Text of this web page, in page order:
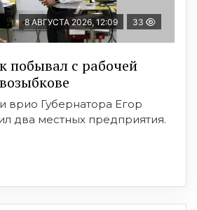
8 АВГУСТА 2026, 12:09 33
побывал с рабочей
врио Губернатора Егор
два местных предприятия.